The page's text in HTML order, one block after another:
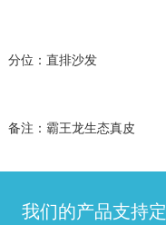
分位：直排沙发
备注：霸王龙生态真皮
我们的产品支持